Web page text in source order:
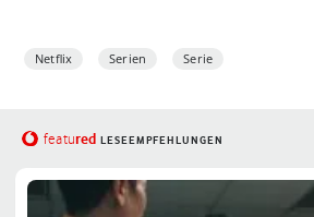
Netflix Serien Serie
featured LESEEMPFEHLUNGEN